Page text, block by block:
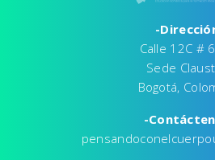
-
Calle 12C #
Sede
Bogotá,
-